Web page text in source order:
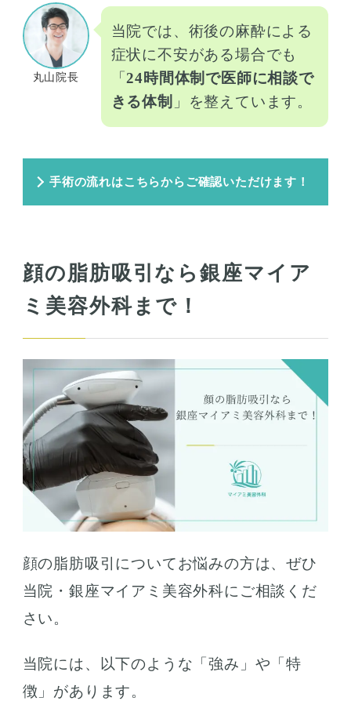
丸山院長
当院では、術後の麻酔による
症状に不安がある場合でも
「24時間体制で医師に相談で
きる体制 」を整えています。
手術の流れはこちらからご確認いただけます！
顔の脂肪吸引なら銀座マイア
ミ美容外科まで！
顔の脂肪吸引についてお悩みの方は、ぜひ
当院・銀座マイアミ美容外科にご相談くだ
さい。
当院には、以下のような「強み」や「特
徴」があります。